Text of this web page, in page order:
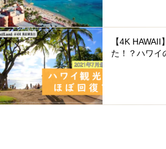
【4K
た！？ハワイ